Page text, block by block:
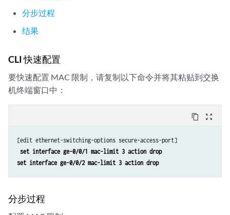
分步过程
结果
CLI 快速配置
要快速配置 MAC 限制，请复制以下命令并将其粘贴到交换
机终端窗口中：
content_copy zoom_out_map
[edit ethernet-switching-options secure-access-port]
set interface ge-0/0/1 mac-limit 3 action drop
set interface ge-0/0/2 mac-limit 3 action drop
分步过程